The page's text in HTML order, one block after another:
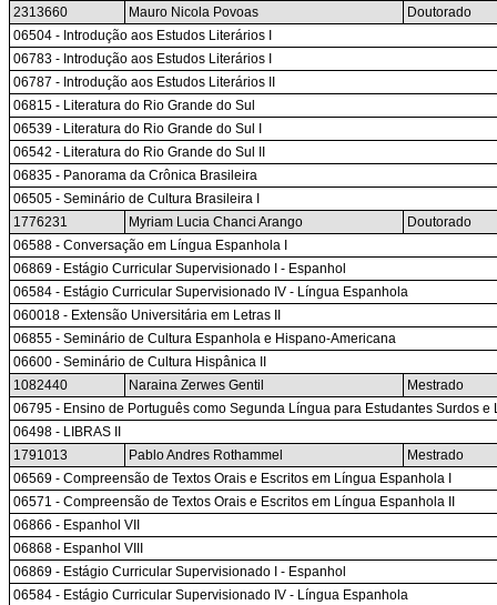
2313660
Mauro Nicola Povoas
Doutorado
06504 - Introdução aos Estudos Literários I
06783 - Introdução aos Estudos Literários I
06787 - Introdução aos Estudos Literários II
06815 - Literatura do Rio Grande do Sul
06539 - Literatura do Rio Grande do Sul I
06542 - Literatura do Rio Grande do Sul II
06835 - Panorama da Crônica Brasileira
06505 - Seminário de Cultura Brasileira I
1776231
Myriam Lucia Chanci Arango
Doutorado
06588 - Conversação em Língua Espanhola I
06869 - Estágio Curricular Supervisionado I - Espanhol
06584 - Estágio Curricular Supervisionado IV - Língua Espanhola
060018 - Extensão Universitária em Letras II
06855 - Seminário de Cultura Espanhola e Hispano-Americana
06600 - Seminário de Cultura Hispânica II
1082440
Naraina Zerwes Gentil
Mestrado
06795 - Ensino de Português como Segunda Língua para Estudantes Surdos e
06498 - LIBRAS II
1791013
Pablo Andres Rothammel
Mestrado
06569 - Compreensão de Textos Orais e Escritos em Língua Espanhola I
06571 - Compreensão de Textos Orais e Escritos em Língua Espanhola II
06866 - Espanhol VII
06868 - Espanhol VIII
06869 - Estágio Curricular Supervisionado I - Espanhol
06584 - Estágio Curricular Supervisionado IV - Língua Espanhola